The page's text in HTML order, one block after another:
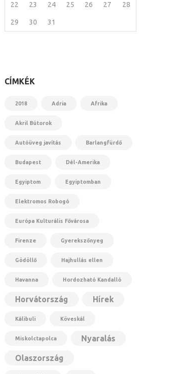
22 23 24 25 26 27 28
29 30 31
CÍMKÉK
2018 Adria Afrika
Akril Bútorok
Autóüveg javítás Barlangfürdő
Budapest Dél-Amerika
Egyiptom Egyiptomban
Elektromos Robogó
Európa Kulturális Fővárosa
Firenze Gyerekszőnyeg
Gödöllő Hajhullás ellen
Havanna Hordozható Kandalló
Horvátország Hírek
Kálibuli Köveskál
Miskolctapolca Nyaralás
Olaszország